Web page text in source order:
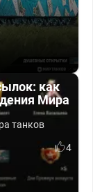
как
Мира
танков
4